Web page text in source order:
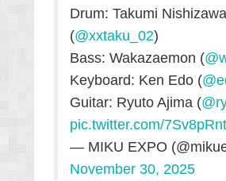
Drum: Takumi Nishizawa
(@xxtaku_02)
Bass: Wakazaemon (
Keyboard: Ken Edo (
Guitar: Ryuto Ajima (
pic.twitter.com/
— MIKU EXPO
November 30, 2025